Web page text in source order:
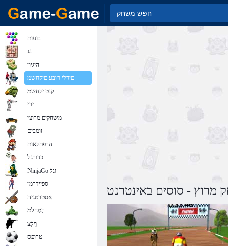
מרוץ - סוסים באינטרנט
בועות
נג
היגיון
םידלי רובע םיקחשמ
קנט יקחשמ
ירי
משחקים מרוצי
זומבים
הרפתקאות
כדורגל
NinjaGo וגל
ספיידרמן
אסטרטגיה
הָמָחלִמ
ףָלַצ
טרופס